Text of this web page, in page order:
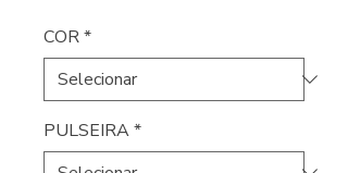
COR*
PULSEIRA*